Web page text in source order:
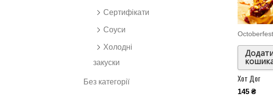
Сертифікати
Соуси
Холодні
закуски
Без категорії
Хот Дог
145₴